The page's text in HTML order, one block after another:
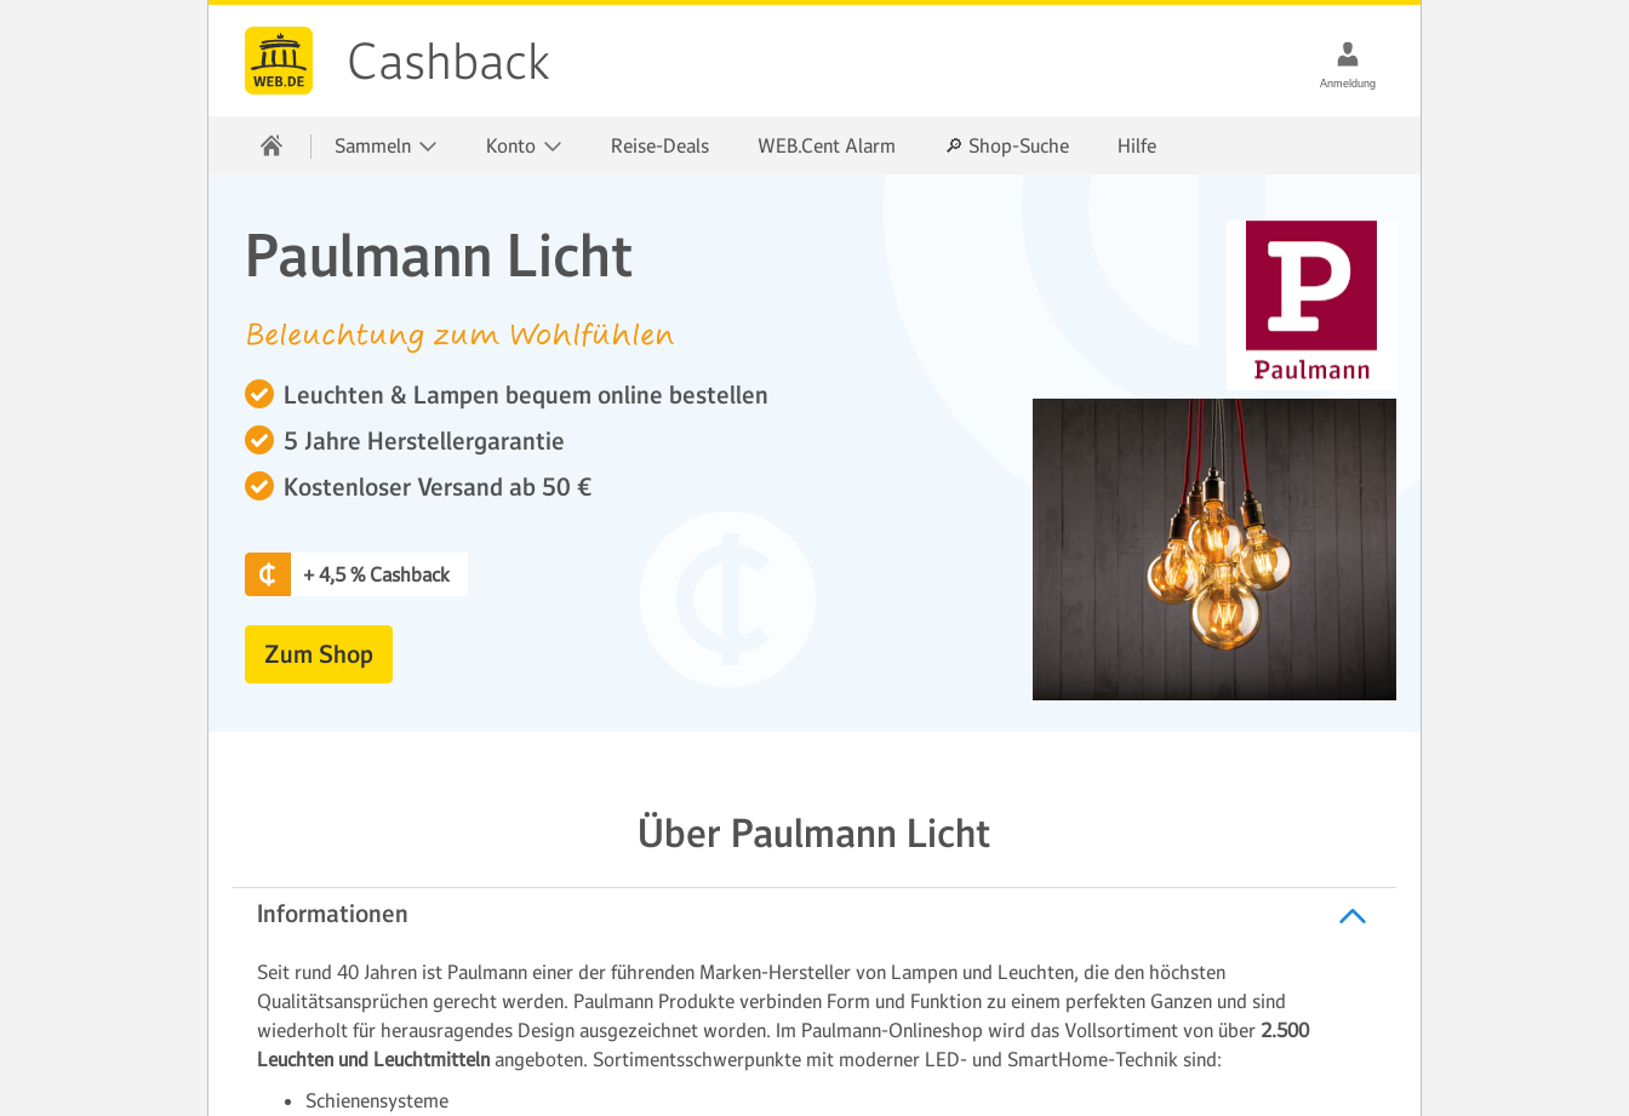
Cashback
Sammeln Konto Reise-Deals WEB.Cent Alarm 🔎 Shop-Suche Hilfe
Paulmann Licht
Beleuchtung zum Wohlfühlen
Leuchten & Lampen bequem online bestellen
5 Jahre Herstellergarantie
Kostenloser Versand ab 50 €
+ 4,5 % Cashback
Zum Shop
Über Paulmann Licht
Informationen
Seit rund 40 Jahren ist Paulmann einer der führenden Marken-Hersteller von Lampen und Leuchten, die den höchsten
Qualitätsansprüchen gerecht werden. Paulmann Produkte verbinden Form und Funktion zu einem perfekten Ganzen und sind
wiederholt für herausragendes Design ausgezeichnet worden. Im Paulmann-Onlineshop wird das Vollsortiment von über 2.500
Leuchten und Leuchtmitteln angeboten. Sortimentsschwerpunkte mit moderner LED- und SmartHome-Technik sind:
Schienensysteme